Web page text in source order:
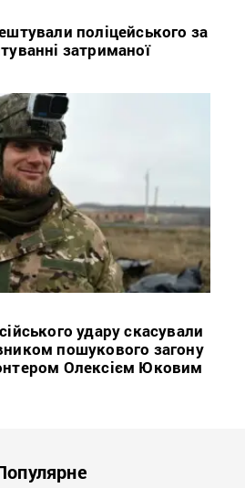
поліцейського за
затриманої
удару скасували
пошукового загону
Олексієм Юковим